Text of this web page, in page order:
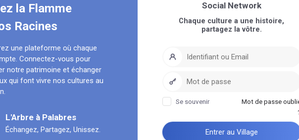
la Flamme
Racines
une plateforme où chaque
Connectez-vous pour
notre patrimoine et échanger
qui font vivre nos cultures au
L'Arbre à Palabres
Échangez, Partagez, Unissez.
Social Network
Chaque culture a une histoire,
partagez la vôtre.
Se souvenir
Mot de passe
Entrer au Village